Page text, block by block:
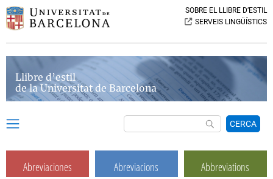
SOBRE EL LLIBRE D’ESTIL
SERVEIS LINGÜÍSTICS
Llibre d’estil
de la Universitat de Barcelona
CERCA
Abreviaciones Abreviacions Abbreviations